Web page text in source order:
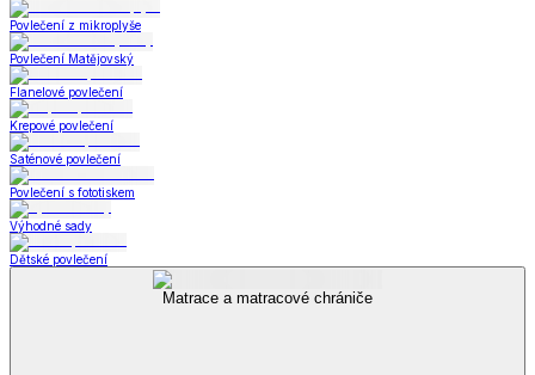
Povlečení z mikroplyše
Povlečení Matějovský
Flanelové povlečení
Krepové povlečení
Saténové povlečení
Povlečení s fototiskem
Výhodné sady
Dětské povlečení
Matrace a matracové chrániče